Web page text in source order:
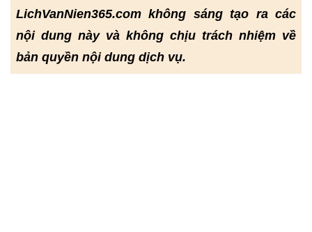
LichVanNien365.com không sáng tạo ra các
nội dung này và không chịu trách nhiệm về
bản quyền nội dung dịch vụ.